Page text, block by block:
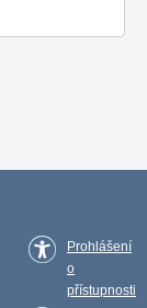
Prohlášení
o
přístupnosti